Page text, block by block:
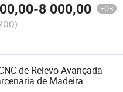
-8 000,00 FOB
de Relevo Avançada
de Madeira